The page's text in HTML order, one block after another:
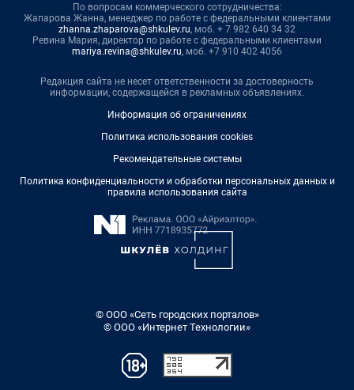
По вопросам коммерческого сотрудничества:
Жапарова Жанна, менеджер по работе с федеральными клиентами
zhanna.zhaparova@shkulev.ru, моб. + 7 982 640 34 32
Ревина Мария, директор по работе с федеральными клиентами
mariya.revina@shkulev.ru, моб. +7 910 402 4056
Редакция сайта не несет ответственности за достоверность
информации, содержащейся в рекламных объявлениях.
Информация об ограничениях
Политика использования cookies
Рекомендательные системы
Политика конфиденциальности и обработки персональных данных и
правила использования сайта
© ООО «Сеть городских порталов»
© ООО «Интернет Технологии»